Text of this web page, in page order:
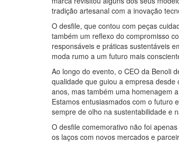
tradição artesanal com a inovação
O desfile, que contou com peças
também um reflexo do compromisso
responsáveis e práticas sustentáveis
moda rumo a um futuro mais
Ao longo do evento, o CEO da Benoli
qualidade que guiou a empresa
anos, mas também uma homenagem
Estamos entusiasmados com o futuro
sempre de olho na sustentabilidade e
O desfile comemorativo não foi
os laços com novos mercados e